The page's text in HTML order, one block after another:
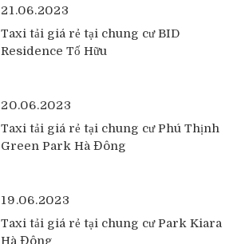
21.06.2023
Taxi tải giá rẻ tại chung cư BID
Residence Tố Hữu
20.06.2023
Taxi tải giá rẻ tại chung cư Phú Thịnh
Green Park Hà Đông
19.06.2023
Taxi tải giá rẻ tại chung cư Park Kiara
Hà Đông